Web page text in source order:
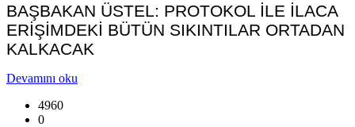
BAŞBAKAN ÜSTEL: PROTOKOL İLE İLACA
ERİŞİMDEKİ BÜTÜN SIKINTILAR ORTADAN
KALKACAK
Devamını oku
4960
0